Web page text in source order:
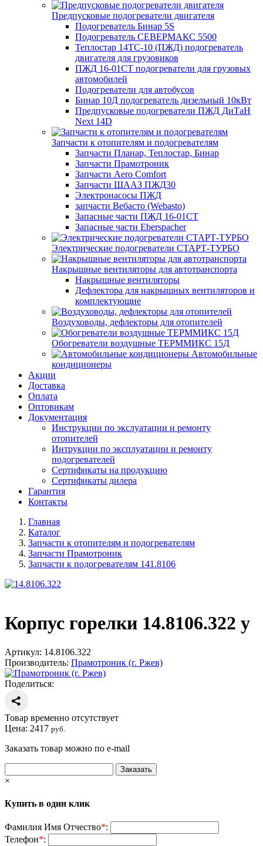
Предпусковые подогреватели двигателя
Подогреватель Бинар 5S
Подогреватель СЕВЕРМАКС 5500
Теплостар 14ТС-10 (ПЖД) подогреватель
двигателя для грузовиков
ПЖД 16-01СТ подогреватели для грузовых
автомобилей
Подогреватели для автобусов
Бинар 10Д подогреватель дизельный 10кВт
Предпусковые подогреватели ПЖД ДиТаН
Next 14D
Запчасти к отопителям и подогревателям
Запчасти Планар, Теплостар, Бинар
Запчасти Прамотроник
Запчасти Aero Comfort
Запчасти ШААЗ ПЖД30
Электронасосы ПЖД
запчасти Вебасто (Webasto)
Запасные части ПЖД 16-01СТ
Запасные части Eberspacher
Электрические подогреватели СТАРТ-ТУРБО
Накрышные вентиляторы для автотранспорта
Накрышные вентиляторы
Дефлектора для накрышных вентиляторов и
комплектующие
Воздуховоды, дефлекторы для отопителей
Обогреватели воздушные ТЕРММИКС 15Д
Автомобильные
кондиционеры
Акции
Доставка
Оплата
Оптовикам
Документация
Инструкции по экслуатации и ремонту
отопителей
Интрукции по эксплуатации и ремонту
подогревателей
Сертификаты на продукцию
Сертификаты дилера
Гарантия
Контакты
Главная
Каталог
Запчасти к отопителям и подогревателям
Запчасти Прамотроник
Запчасти к подогревателям 141.8106
Корпус горелки 14.8106.322 у
Артикул: 14.8106.322
Производитель: Прамотроник (г. Ржев)
Поделиться:
Товар временно отсутствует
Цена: 2417 руб.
Заказать товар можно по e-mail
×
Купить в один клик
Фамилия Имя Отчество*:
Телефон*: